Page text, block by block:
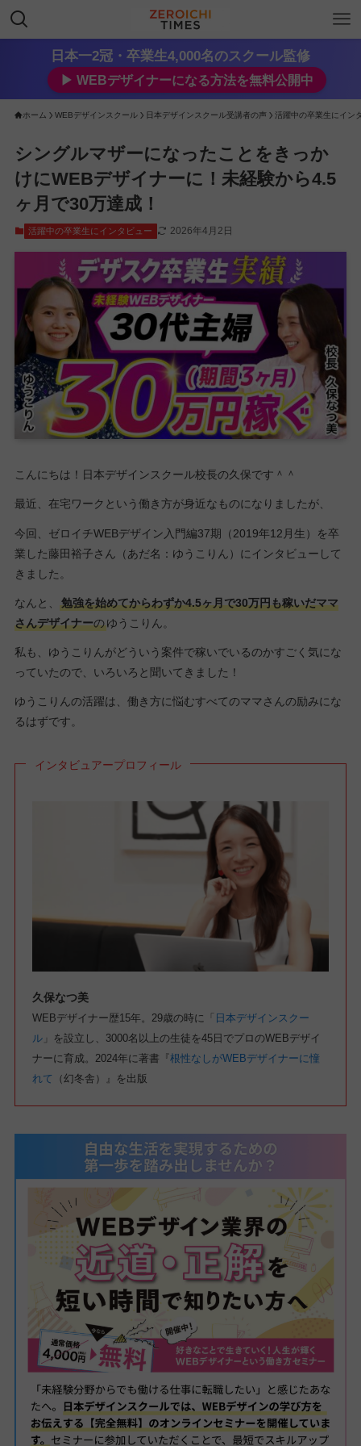
日本一2冠・卒業生4,000名のスクール監修
▶︎ WEBデザイナーになる方法を無料公開中
ホーム WEBデザインスクール 日本デザインスクール受講者の声 活躍中の卒業生にイン
シングルマザーになったことをきっか
けにWEBデザイナーに！未経験から4.5
ヶ月で30万達成！
活躍中の卒業生にインタビュー 2026年4月2日
こんにちは！日本デザインスクール校長の久保です＾＾
最近、在宅ワークという働き方が身近なものになりましたが、
今回、ゼロイチWEBデザイン入門編37期（2019年12月生）を卒
業した藤田裕子さん（あだ名：ゆうこりん）にインタビューして
きました。
なんと、
勉強を始めてからわずか4.5ヶ月で30万円も稼いだママ
さんデザイナーのゆうこりん。
私も、ゆうこりんがどういう案件で稼いでいるのかすごく気にな
っていたので、いろいろと聞いてきました！
ゆうこりんの活躍は、働き方に悩むすべてのママさんの励みにな
るはずです。
インタビュアープロフィール
久保なつ美
WEBデザイナー歴15年。29歳の時に「
日本デザインスクー
ル 」を設立し、3000名以上の生徒を45日でプロのWEBデザイ
ナーに育成。2024年に著書『根性なしがWEBデザイナーに憧
れて （幻冬舎）』を出版